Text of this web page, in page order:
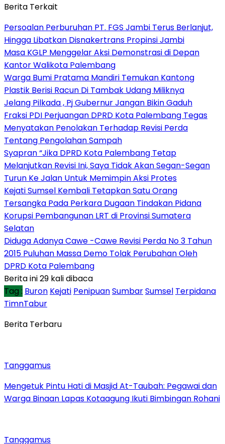
Berita Terkait
Persoalan Perburuhan PT. FGS Jambi Terus Berlanjut,
Hingga Libatkan Disnakertrans Propinsi Jambi
Masa KGLP Menggelar Aksi Demonstrasi di Depan
Kantor Walikota Palembang
Warga Bumi Pratama Mandiri Temukan Kantong
Plastik Berisi Racun Di Tambak Udang Miliknya
Jelang Pilkada , Pj Gubernur Jangan Bikin Gaduh
Fraksi PDI Perjuangan DPRD Kota Palembang Tegas
Menyatakan Penolakan Terhadap Revisi Perda
Tentang Pengolahan Sampah
Syapran “Jika DPRD Kota Palembang Tetap
Melanjutkan Revisi Ini, Saya Tidak Akan Segan-Segan
Turun Ke Jalan Untuk Memimpin Aksi Protes
Kejati Sumsel Kembali Tetapkan Satu Orang
Tersangka Pada Perkara Dugaan Tindakan Pidana
Korupsi Pembangunan LRT di Provinsi Sumatera
Selatan
Diduga Adanya Cawe -Cawe Revisi Perda No 3 Tahun
2015 Puluhan Massa Demo Tolak Perubahan Oleh
DPRD Kota Palembang
Berita ini 29 kali dibaca
Tag : Buron Kejati PenipuanSumbarSumsel Terpidana
TimnTabur
Berita Terbaru
Tanggamus
Mengetuk Pintu Hati di Masjid At-Taubah: Pegawai dan
Warga Binaan Lapas Kotaagung Ikuti Bimbingan Rohani
Tanggamus